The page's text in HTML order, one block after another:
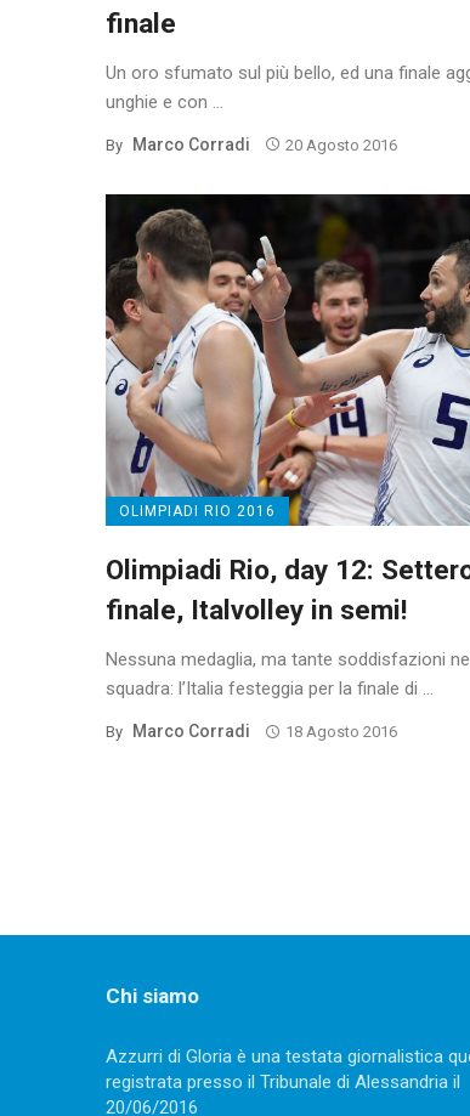
finale
Un oro sfumato sul più bello, ed una finale
unghie e con ...
By Marco Corradi 20 Agosto 2016
OLIMPIADI RIO 2016
Olimpiadi Rio, day 12:
finale, Italvolley in semi!
Nessuna medaglia, ma tante soddisfazioni
squadra: l’Italia festeggia per la finale di ...
By Marco Corradi 18 Agosto 2016
Chi siamo
Azzurri di Gloria è una testata giornalistica
registrata presso il Tribunale di Alessandria il
20/06/2016